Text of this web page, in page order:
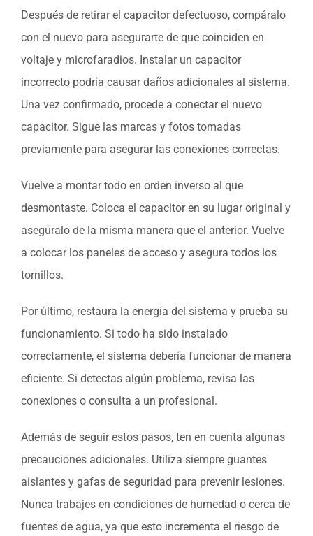
Después de retirar el capacitor defectuoso, compáralo
con el nuevo para asegurarte de que coinciden en
voltaje y microfaradios. Instalar un capacitor
incorrecto podría causar daños adicionales al sistema.
Una vez confirmado, procede a conectar el nuevo
capacitor. Sigue las marcas y fotos tomadas
previamente para asegurar las conexiones correctas.
Vuelve a montar todo en orden inverso al que
desmontaste. Coloca el capacitor en su lugar original y
asegúralo de la misma manera que el anterior. Vuelve
a colocar los paneles de acceso y asegura todos los
tornillos.
Por último, restaura la energía del sistema y prueba su
funcionamiento. Si todo ha sido instalado
correctamente, el sistema debería funcionar de manera
eficiente. Si detectas algún problema, revisa las
conexiones o consulta a un profesional.
Además de seguir estos pasos, ten en cuenta algunas
precauciones adicionales. Utiliza siempre guantes
aislantes y gafas de seguridad para prevenir lesiones.
Nunca trabajes en condiciones de humedad o cerca de
fuentes de agua, ya que esto incrementa el riesgo de